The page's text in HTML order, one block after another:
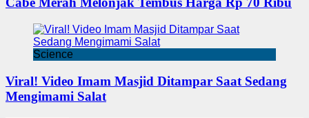
Science
Viral! Video Imam Masjid Ditampar Saat Sedang
Mengimami Salat